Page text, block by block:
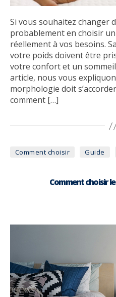
Si vous souhaitez changer
probablement en choisir
réellement à vos besoins.
votre poids doivent être
votre confort et un
article, nous vous
morphologie doit
comment […]
Comment choisir Guide
Comment choisir